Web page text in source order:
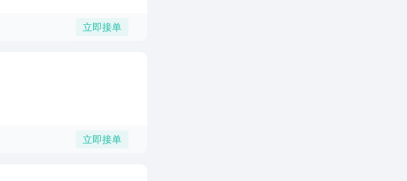
立即接单
立即接单